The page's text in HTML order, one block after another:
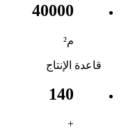
40000
م²
قاعدة الإنتاج
140
+